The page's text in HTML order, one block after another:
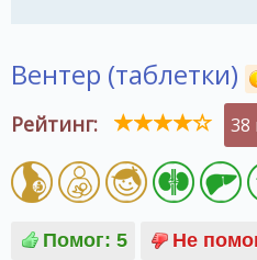
Вентер (таблетки)
Рейтинг: 38